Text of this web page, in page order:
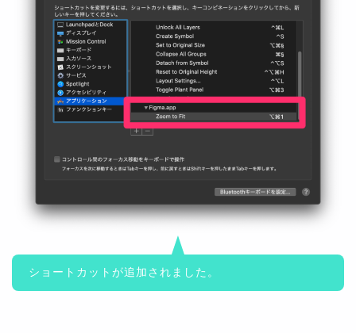
ショートカットが追加されました。